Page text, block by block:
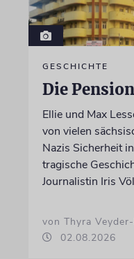
GESCHICHTE
Die
Ellie und Max
von vielen
Nazis Sicherheit
tragische
Journalistin Iris
von Thyra
02.08.2026